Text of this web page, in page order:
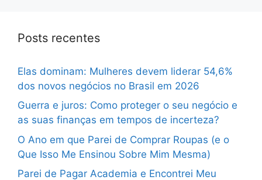
Posts recentes
Elas dominam: Mulheres devem liderar 54,6%
dos novos negócios no Brasil em 2026
Guerra e juros: Como proteger o seu negócio e
as suas finanças em tempos de incerteza?
O Ano em que Parei de Comprar Roupas (e o
Que Isso Me Ensinou Sobre Mim Mesma)
Parei de Pagar Academia e Encontrei Meu